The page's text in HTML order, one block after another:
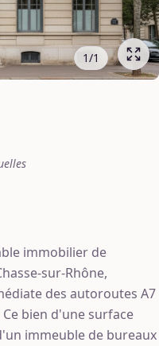
1/1
immobilier de
sur-Rhône,
des autoroutes A7
Ce bien d'une surface
immeuble de bureaux